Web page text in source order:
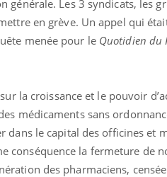
générale. Les 3 syndicats, les
en grève. Un appel qui
menée pour le Quotidien du
la croissance et le pouvoir
médicaments sans
dans le capital des officines et
conséquence la fermeture de
des pharmaciens,